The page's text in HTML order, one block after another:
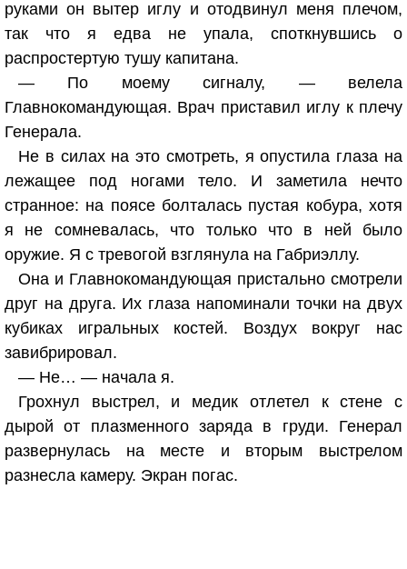
руками он вытер иглу и отодвинул меня плечом,
так что я едва не упала, споткнувшись о
распростертую тушу капитана.
— По моему сигналу, — велела
Главнокомандующая. Врач приставил иглу к плечу
Генерала.
Не в силах на это смотреть, я опустила глаза на
лежащее под ногами тело. И заметила нечто
странное: на поясе болталась пустая кобура, хотя
я не сомневалась, что только что в ней было
оружие. Я с тревогой взглянула на Габриэллу.
Она и Главнокомандующая пристально смотрели
друг на друга. Их глаза напоминали точки на двух
кубиках игральных костей. Воздух вокруг нас
завибрировал.
— Не… — начала я.
Грохнул выстрел, и медик отлетел к стене с
дырой от плазменного заряда в груди. Генерал
развернулась на месте и вторым выстрелом
разнесла камеру. Экран погас.